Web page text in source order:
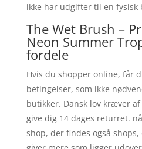
ikke har udgifter til en fysisk
The Wet Brush –
Neon Summer
fordele
Hvis du shopper online, får
betingelser, som ikke
butikker. Dansk lov kræver
give dig 14 dages returret.
shop, der findes også